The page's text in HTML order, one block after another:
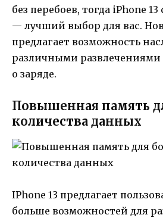
без перебоев, тогда iPhone
— лучший выбор для вас.
предлагает возможность
различными развлечениями
о заряде.
Повышенная память
количества данных
IPhone 13 предлагает
больше возможностей для